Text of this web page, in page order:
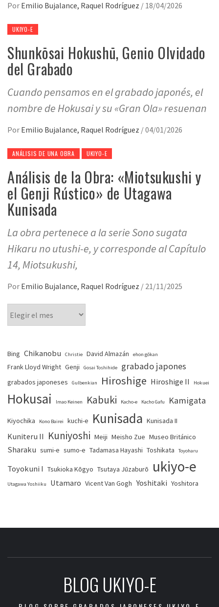
Por Emilio Bujalance, Raquel Rodríguez / 18/04/2026
UKIYO-E
Shunkōsai Hokushū, Genio Olvidado
del Grabado
Cuando pensamos en el grabado japonés, el
nombre de Hokusai y su «Gran Ola» resuenan
Por Emilio Bujalance, Raquel Rodríguez /04/01/2026
ANÁLISIS DE UNA OBRA UKIYO-E
Análisis de la Obra: «Miotsukushi y
el Genji Rústico» de Utagawa
Kunisada
La obra pertenece a la serie Sono sugata
Hikaru no utushi-e, y corresponde al Capítulo
14, Miotsukushi,
Por Emilio Bujalance, Raquel Rodríguez / 21/11/2025
Bing Chikanobu Christie David Almazán ehon gōkan
Frank Lloyd Wright Genji Gosai Toshihide grabado japones
grabados japoneses Gulbenkian Hiroshige Hiroshige II Hokuei
Hokusai Imao Keinen Kabuki Kacho-e Kacho Gafu Kamigata
Kiyochika Kono Bairei kuchi-e Kunisada Kunisada II
Kuniteru II Kuniyoshi Meiji Meisho Zue Museo Británico
Sharaku sumi-e sumo-e Tadamasa Hayashi Toshikata Toyoharu
Toyokuni I Tsukioka Kōgyo Tsutaya Jūzaburō ukiyo-e
Utagawa Yoshiiku Utamaro Vicent Van Gogh Yoshitaki Yoshitora
BLOG UKIYO-E